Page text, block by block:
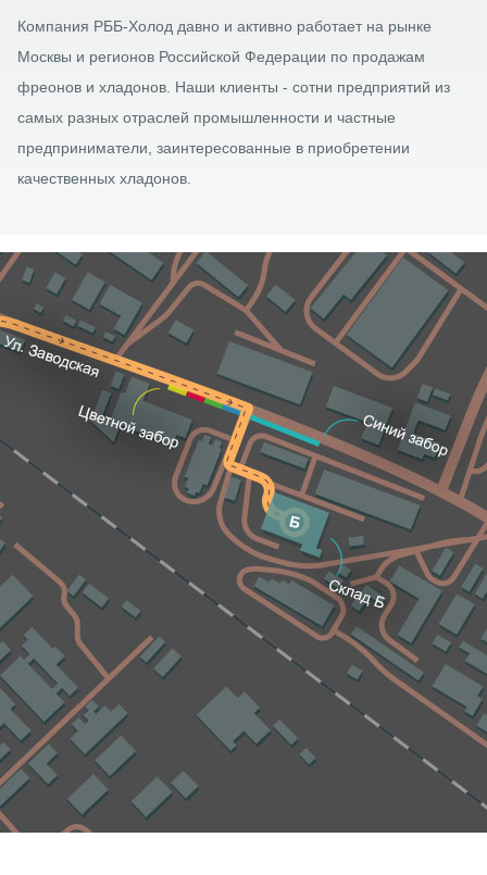
Компания РББ-Холод давно и активно работает на рынке
Москвы и регионов Российской Федерации по продажам
фреонов и хладонов. Наши клиенты - сотни предприятий из
самых разных отраслей промышленности и частные
предприниматели, заинтересованные в приобретении
качественных хладонов.